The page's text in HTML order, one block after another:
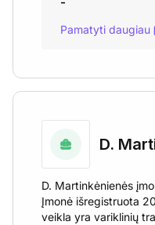
Pamatyti daugiau
D.
D. Martinkėnienės
Įmonė išregistruota
veikla yra variklinių